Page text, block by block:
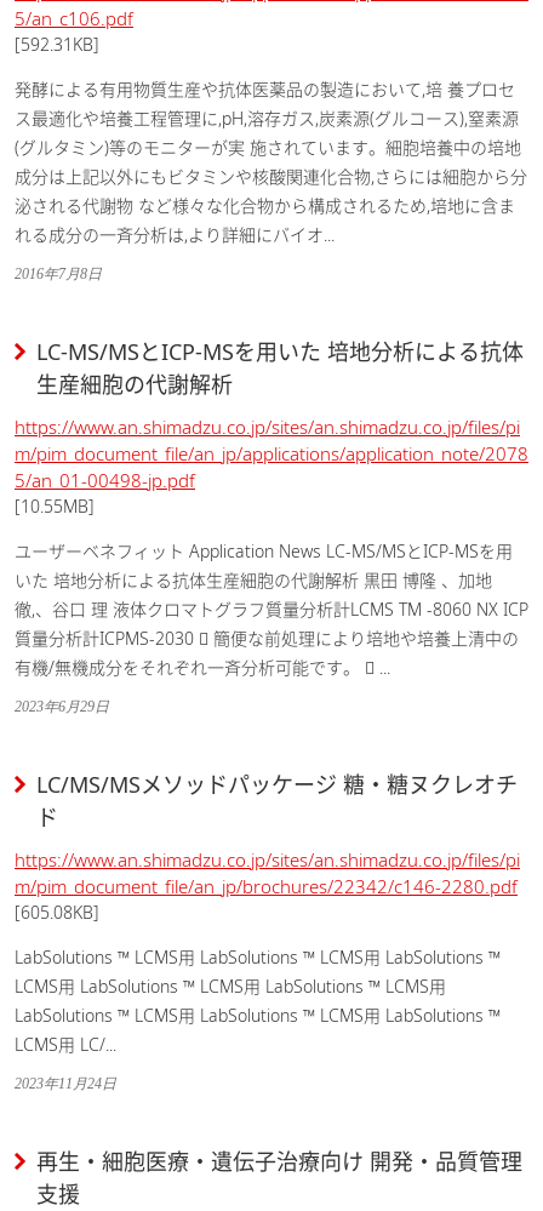
5/an_c106.pdf
[592.31KB]
発酵による有用物質生産や抗体医薬品の製造において,培 養プロセ
ス最適化や培養工程管理に,pH,溶存ガス,炭素源(グルコース),窒素源
(グルタミン)等のモニターが実 施されています。細胞培養中の培地
成分は上記以外にもビタミンや核酸関連化合物,さらには細胞から分
泌される代謝物 など様々な化合物から構成されるため,培地に含ま
れる成分の一斉分析は,より詳細にバイオ...
2016年7月8日
LC-MS/MSとICP-MSを用いた 培地分析による抗体
生産細胞の代謝解析
https://www.an.shimadzu.co.jp/sites/an.shimadzu.co.jp/files/pi
m/pim_document_file/an_jp/applications/application_note/2078
5/an_01-00498-jp.pdf
[10.55MB]
ユーザーベネフィット Application News LC-MS/MSとICP-MSを用
いた 培地分析による抗体生産細胞の代謝解析 黒田 博隆 、加地
徹,、谷口 理 液体クロマトグラフ質量分析計LCMS TM -8060 NX ICP
質量分析計ICPMS-2030  簡便な前処理により培地や培養上清中の
有機/無機成分をそれぞれ一斉分析可能です。  ...
2023年6月29日
LC/MS/MSメソッドパッケージ 糖・糖ヌクレオチ
ド
https://www.an.shimadzu.co.jp/sites/an.shimadzu.co.jp/files/pi
m/pim_document_file/an_jp/brochures/22342/c146-2280.pdf
[605.08KB]
LabSolutions ™ LCMS用 LabSolutions ™ LCMS用 LabSolutions ™
LCMS用 LabSolutions ™ LCMS用 LabSolutions ™ LCMS用
LabSolutions ™ LCMS用 LabSolutions ™ LCMS用 LabSolutions ™
LCMS用 LC/...
2023年11月24日
再生・細胞医療・遺伝子治療向け 開発・品質管理
支援